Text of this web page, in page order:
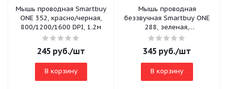
Мышь проводная Smartbuy
ONE 352, красно/черная,
800/1200/1600 DPI, 1.2м
245 руб./шт
В корзину
Мышь проводная
беззвучная Smartbuy ONE
288, зеленая,
800/1200/1600/2400 DPI
345 руб./шт
В корзину